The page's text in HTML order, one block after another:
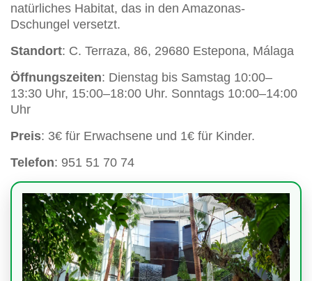
natürliches Habitat, das in den Amazonas-
Dschungel versetzt.
Standort: C. Terraza, 86, 29680 Estepona, Málaga
Öffnungszeiten: Dienstag bis Samstag 10:00–
13:30 Uhr, 15:00–18:00 Uhr. Sonntags 10:00–14:00
Uhr
Preis: 3€ für Erwachsene und 1€ für Kinder.
Telefon: 951 51 70 74